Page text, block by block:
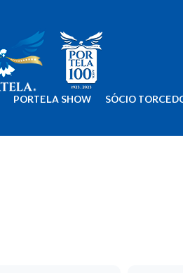
PORTELA SHOW SÓCIO